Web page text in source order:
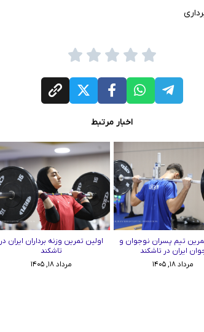
اخبار مرتبط
تیم پسران نوجوان و
ایران در تاشکند
مرداد ۱۸, ۱۴۰۵
اولین تمرین وزنه برداران ایران در
تاشکند
مرداد ۱۸, ۱۴۰۵